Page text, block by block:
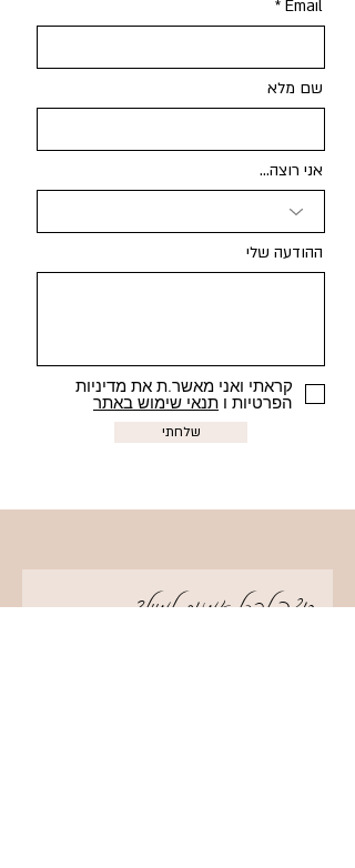
Email
שם מלא
אני רוצה...
ההודעה שלי
קראתי ואני מאשר.ת את מדיניות
הפרטיות ו תנאי שימוש באתר
שלחתי
?רוצה לקבל אמנות למייל